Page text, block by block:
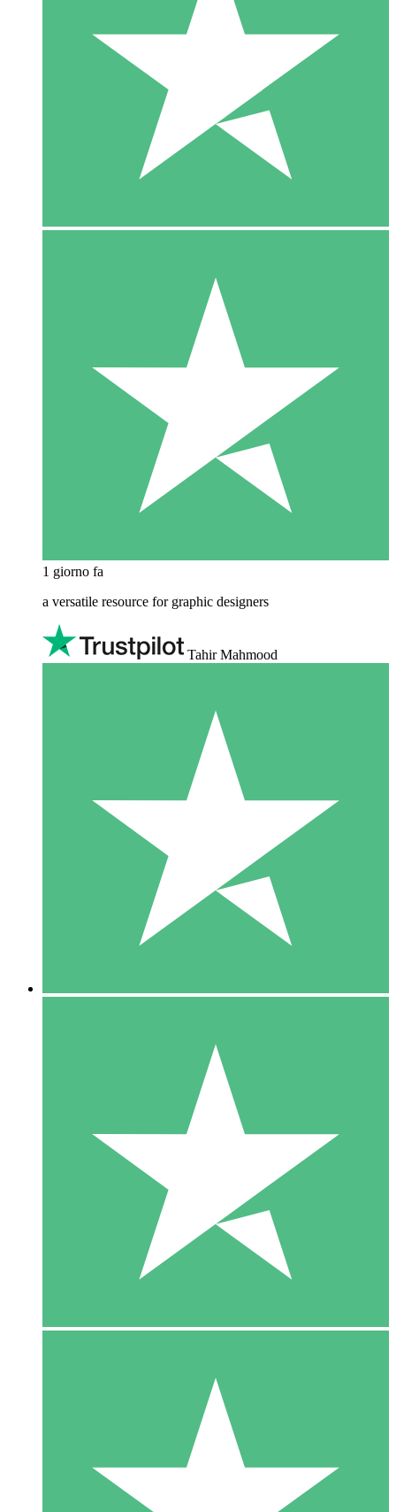
1 giorno fa
a versatile resource for graphic designers
Tahir Mahmood